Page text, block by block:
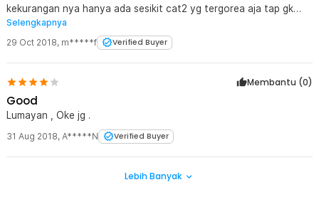
kekurangan nya hanya ada sesikit cat2 yg tergorea aja tap gk
masalah
Selengkapnya
29 Oct 2018, m*****f Verified Buyer
Membantu (0)
Good
Lumayan , Oke jg .
31 Aug 2018, A*****N Verified Buyer
Lebih Banyak